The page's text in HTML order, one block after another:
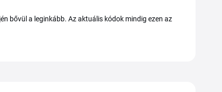
bővül a leginkább. Az aktuális kódok mindig ezen az